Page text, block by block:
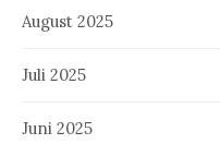
August 2025
Juli 2025
Juni 2025